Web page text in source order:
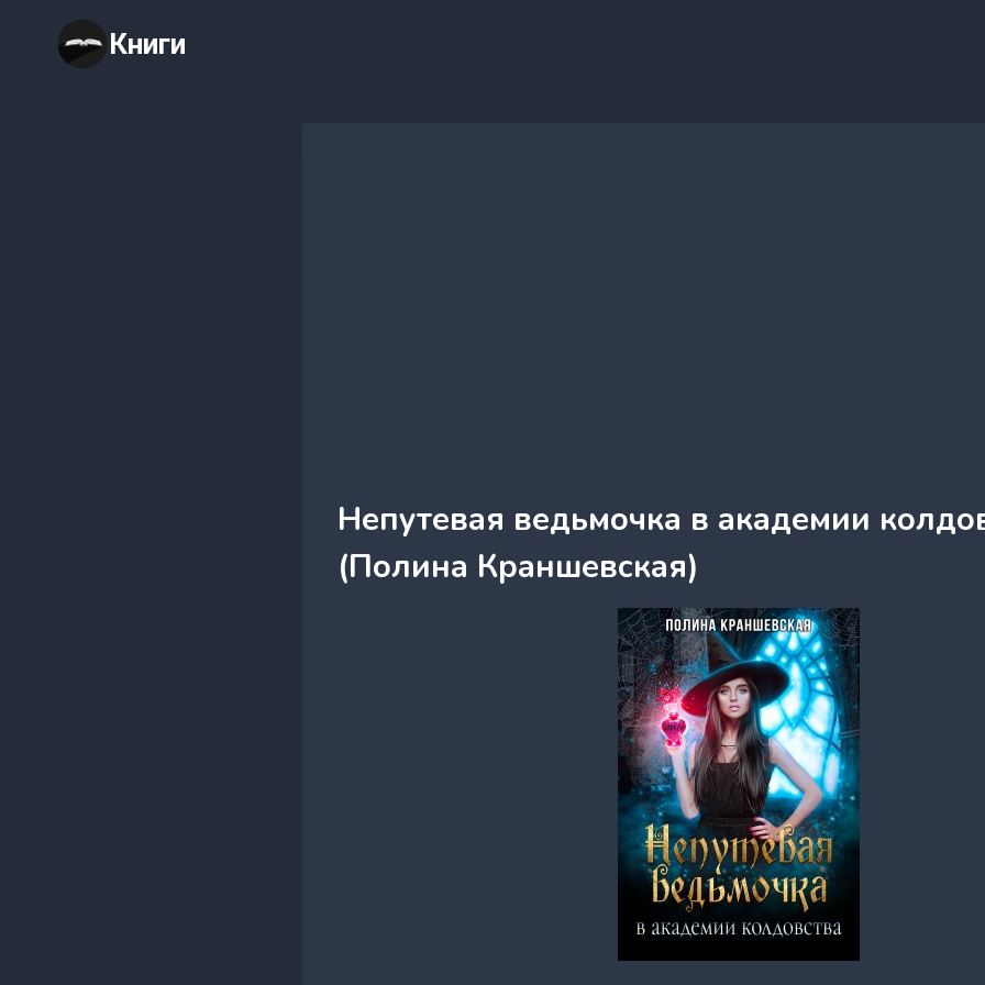
содержимому
Книги
Непутевая ведьмочка в академии
(Полина Краншевская)